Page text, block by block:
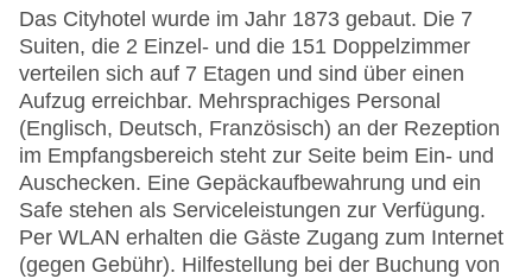
Das Cityhotel wurde im Jahr 1873 gebaut. Die 7
Suiten, die 2 Einzel- und die 151 Doppelzimmer
verteilen sich auf 7 Etagen und sind über einen
Aufzug erreichbar. Mehrsprachiges Personal
(Englisch, Deutsch, Französisch) an der Rezeption
im Empfangsbereich steht zur Seite beim Ein- und
Auschecken. Eine Gepäckaufbewahrung und ein
Safe stehen als Serviceleistungen zur Verfügung.
Per WLAN erhalten die Gäste Zugang zum Internet
(gegen Gebühr). Hilfestellung bei der Buchung von